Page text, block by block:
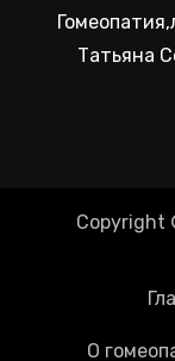
Татьяна
Copyright
О